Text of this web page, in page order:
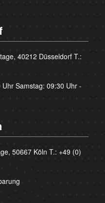
40212 Düsseldorf T.:
Samstag: 09:30 Uhr -
50667 Köln T.: +49 (0)